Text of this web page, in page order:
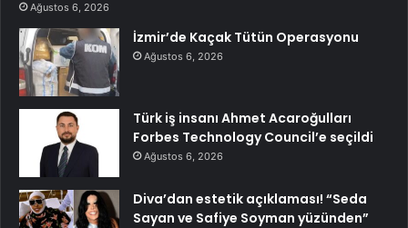
Ağustos 6, 2026
İzmir’de Kaçak Tütün Operasyonu
Ağustos 6, 2026
Türk iş insanı Ahmet Acaroğulları
Forbes Technology Council’e seçildi
Ağustos 6, 2026
Diva’dan estetik açıklaması! “Seda
Sayan ve Safiye Soyman yüzünden”